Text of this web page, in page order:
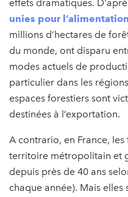
effets dramatiques.
unies pour
millions d’hectares de
du monde, ont disparu
modes actuels de
particulier dans les
espaces forestiers sont
destinées à l’exportation.
A contrario, en France,
territoire métropolitain et
depuis près de 40 ans
chaque année). Mais elles